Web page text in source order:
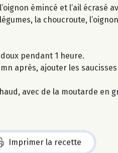
émincé et l’ail écrasé
la choucroute,
pendant 1 heure.
après, ajouter les
avec de la moutarde en
Imprimer la recette